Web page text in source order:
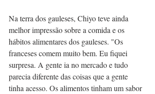
Na terra dos gauleses, Chiyo teve ainda
melhor impressão sobre a comida e os
hábitos alimentares dos gauleses. "Os
franceses comem muito bem. Eu fiquei
surpresa. A gente ia no mercado e tudo
parecia diferente das coisas que a gente
tinha acesso. Os alimentos tinham um sabor